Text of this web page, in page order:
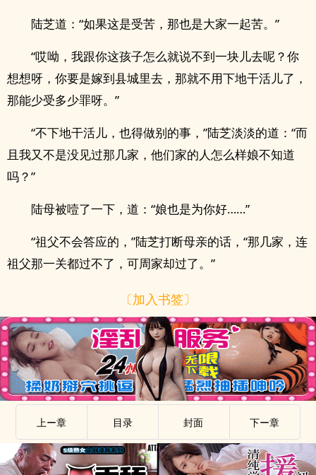
陆芝道：“如果这是受苦，那也是大家一起苦。”
“哎呦，我跟你这孩子怎么就说不到一块儿去呢？你
想想呀，你要是嫁到县城里去，那就不用下地干活儿了，
那能少受多少罪呀。”
“不下地干活儿，也得做别的事，”陆芝淡淡的道：“而
且我又不是没见过那几家，他们家的人怎么样娘不知道
吗？”
陆母被噎了一下，道：“娘也是为你好……”
“祖父不会答应的，”陆芝打断母亲的话，“那几家，连
祖父那一关都过不了，可周家却过了。”
〔加入书签〕
上ー章 目录 封面 下ー章